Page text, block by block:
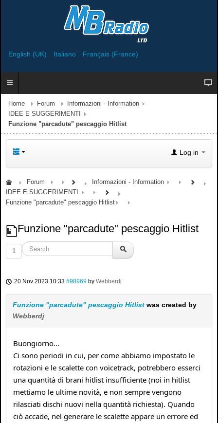
English (UK) Italiano Français (France)
Home Forum
Informazioni - Information
IDEE E SUGGERIMENTI
Funzione "parcadute" pescaggio Hitlist
Log in
Forum
Informazioni - Information
IDEE E SUGGERIMENTI
Funzione "parcadute" pescaggio Hitlist
Funzione "parcadute" pescaggio Hitlist
1
20 Nov 2023 10:33 #98969 by Webberdj
Funzione "parcadute" pescaggio Hitlist was created by
Webberdj
Buongiorno...
Ci sono periodi in cui, per come abbiamo impostato le
rotazioni e le scalette con voicetrack, potrebbero esserci
una quantità di brani hitlist insufficiente (noi in hitlist
mettiamo le ultime novità, e non sempre vengono
rilasciati dischi nuovi nella quantità richiesta). Quando
ciò accade, nel generare le scalette appare un errore ed